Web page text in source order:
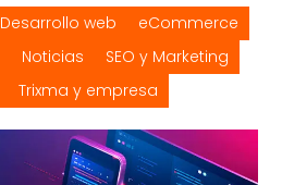
Desarrollo web
eCommerce
Noticias
SEO y Marketing
Trixma y empresa